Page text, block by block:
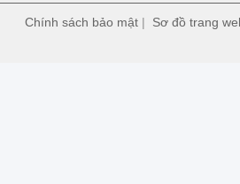
Chính sách bảo mật | Sơ đồ trang